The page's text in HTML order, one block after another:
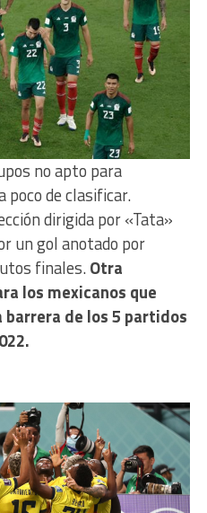
no apto para
poco de clasificar.
dirigida por «Tata»
un gol anotado por
finales.Otra
los mexicanos que
barrera de los 5 partidos